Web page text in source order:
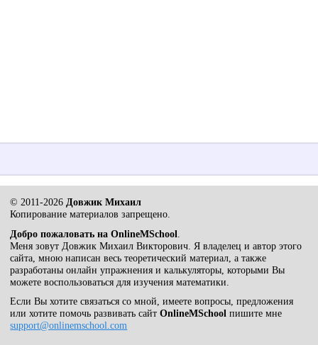
© 2011-2026 Довжик Михаил
Копирование материалов запрещено.
Добро пожаловать на OnlineMSchool
Меня зовут Довжик Михаил Викторович. Я владелец и автор этого
сайта, мною написан весь теоретический материал, а также
разработаны онлайн упражнения и калькуляторы, которыми Вы
можете воспользоваться для изучения математики.
Если Вы хотите связаться со мной, имеете вопросы, предложения
или хотите помочь развивать сайтOnlineMSchool пишите мне
support@onlinemschool.com